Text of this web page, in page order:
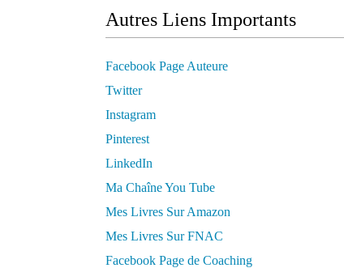
Autres Liens Importants
Facebook Page Auteure
Twitter
Instagram
Pinterest
LinkedIn
Ma Chaîne You Tube
Mes Livres Sur Amazon
Mes Livres Sur FNAC
Facebook Page de Coaching